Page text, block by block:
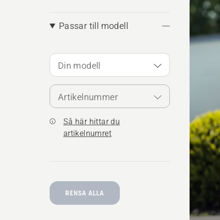
Passar till modell
Din modell
Artikelnummer
Så här hittar du
artikelnumret
RENSA ALLA